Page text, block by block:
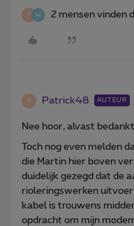
P 2 mensen vinden
P Patrick48 AUTEUR
Nee hoor, alvast
Toch nog even melden
die Martin hier boven
duidelijk gezegd dat de
rioleringswerken
kabel is trouwens
opdracht om mijn